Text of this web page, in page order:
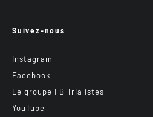
Suivez-nous
Instagram
Facebook
Le groupe FB Trialistes
YouTube